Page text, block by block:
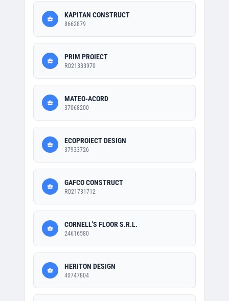
KAPITAN CONSTRUCT
8662879
PRIM PROIECT
RO21333970
MATEO-ACORD
37068200
ECOPROIECT DESIGN
37933726
GAFCO CONSTRUCT
RO21731712
CORNELL'S FLOOR S.R.L.
24616580
HERITON DESIGN
40747804